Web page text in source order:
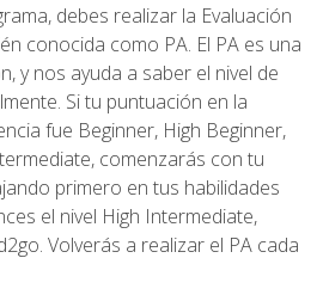
debes realizar la Evaluación
conocida como PA. El PA es una
y nos ayuda a saber el nivel de
Si tu puntuación en la
fue Beginner, High Beginner,
comenzarás con tu
primero en tus habilidades
el nivel High Intermediate,
Volverás a realizar el PA cada